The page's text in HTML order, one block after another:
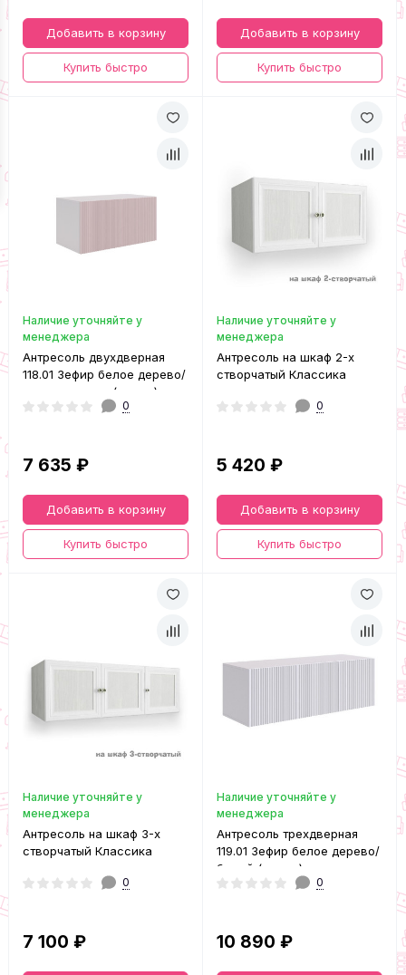
Добавить в корзину
Купить быстро
Добавить в корзину
Купить быстро
Наличие уточняйте у
менеджера
Антресоль двухдверная
118.01 Зефир белое дерево/
пудра розовая (эмаль)
0
7 635 ₽
Добавить в корзину
Купить быстро
Наличие уточняйте у
менеджера
Антресоль на шкаф 2-х
створчатый Классика
0
5 420 ₽
Добавить в корзину
Купить быстро
Наличие уточняйте у
менеджера
Антресоль на шкаф 3-х
створчатый Классика
0
7 100 ₽
Наличие уточняйте у
менеджера
Антресоль трехдверная
119.01 Зефир белое дерево/
белый (эмаль)
0
10 890 ₽